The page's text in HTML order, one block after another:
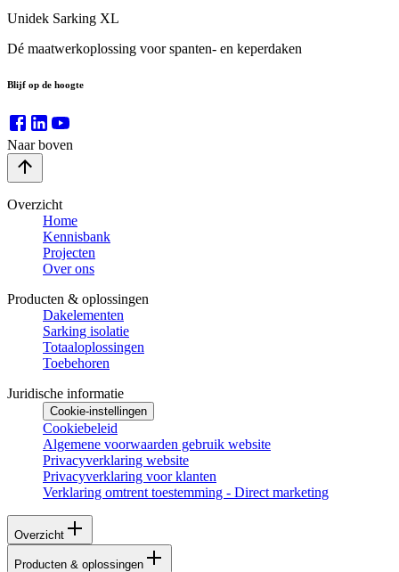
Unidek Sarking XL
Dé maatwerkoplossing voor spanten- en keperdaken
Blijf op de hoogte
Naar boven
Overzicht
Home
Kennisbank
Projecten
Over ons
Producten & oplossingen
Dakelementen
Sarking isolatie
Totaaloplossingen
Toebehoren
Juridische informatie
Cookie-instellingen
Cookiebeleid
Algemene voorwaarden gebruik website
Privacyverklaring website
Privacyverklaring voor klanten
Verklaring omtrent toestemming - Direct marketing
Overzicht
Producten & oplossingen